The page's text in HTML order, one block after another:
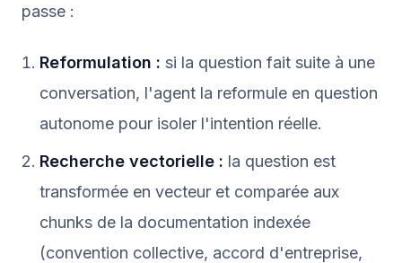
passe :
Reformulation : si la question fait suite à une
conversation, l'agent la reformule en question
autonome pour isoler l'intention réelle.
Recherche vectorielle : la question est
transformée en vecteur et comparée aux
chunks de la documentation indexée
(convention collective, accord d'entreprise,